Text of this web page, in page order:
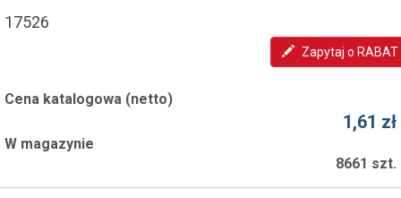
17526
Zapytaj o RABAT
Cena katalogowa (netto)
1,61 zł
W magazynie
8661 szt.